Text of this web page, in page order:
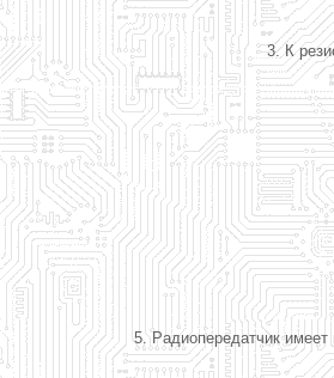
3. К
5. Радиопередатчик